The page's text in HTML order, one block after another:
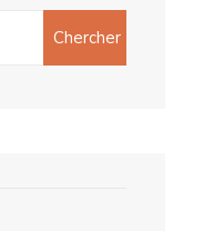
Chercher